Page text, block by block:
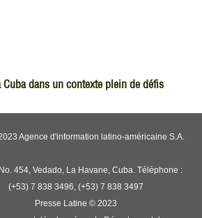
Cuba dans un contexte plein de défis
Agence d'information latino-américaine S.A.
454, Vedado, La Havane, Cuba. Téléphone :
(+53) 7 838 3496, (+53) 7 838 3497
Presse Latine © 2023